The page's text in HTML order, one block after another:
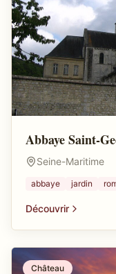
Abbaye Saint-
Seine-Maritime
abbaye jardin
Découvrir
Château